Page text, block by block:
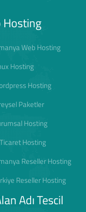
Hosting
Web Hosting
Hosting
Hosting
Paketler
Hosting
Hosting
Reseller Hosting
Reseller Hosting
Adı Tescil